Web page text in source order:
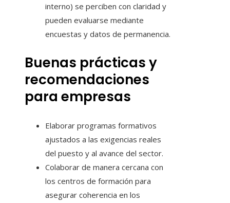
interno) se perciben con claridad y
pueden evaluarse mediante
encuestas y datos de permanencia.
Buenas prácticas y
recomendaciones
para empresas
Elaborar programas formativos
ajustados a las exigencias reales
del puesto y al avance del sector.
Colaborar de manera cercana con
los centros de formación para
asegurar coherencia en los